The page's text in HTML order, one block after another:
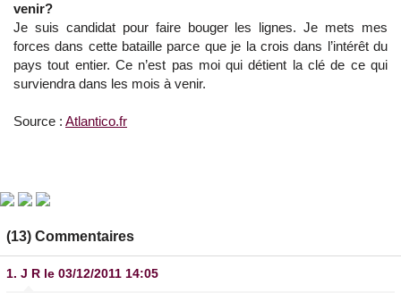
venir?
Je suis candidat pour faire bouger les lignes. Je mets mes
forces dans cette bataille parce que je la crois dans l’intérêt du
pays tout entier. Ce n’est pas moi qui détient la clé de ce qui
surviendra dans les mois à venir.
Source : Atlantico.fr
(13) Commentaires
1. J R le 03/12/2011 14:05